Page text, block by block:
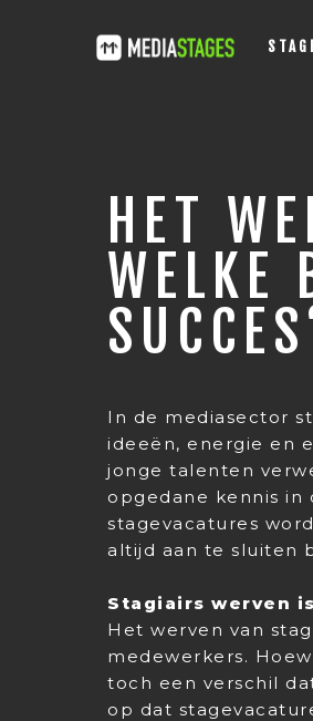
HET
WELKE
In de mediasector
ideeën, energie en
jonge talenten
opgedane kennis in
stagevacatures
altijd aan te sluiten
Stagiairs werven
Het werven van
medewerkers.
toch een verschil
op dat